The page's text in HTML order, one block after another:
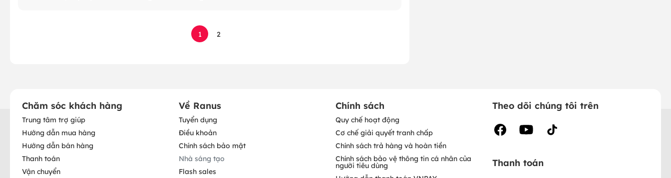
1 2
Chăm sóc khách hàng
Trung tâm trợ giúp
Hướng dẫn mua hàng
Hướng dẫn bán hàng
Thanh toán
Vận chuyển
Về Ranus
Tuyển dụng
Điều khoản
Chính sách bảo mật
Nhà sáng tạo
Flash sales
Chính sách
Quy chế hoạt động
Cơ chế giải quyết tranh chấp
Chính sách trả hàng và hoàn tiền
Chính sách bảo vệ thông tin cá nhân của
người tiêu dùng
Theo dõi chúng tôi trên
Thanh toán